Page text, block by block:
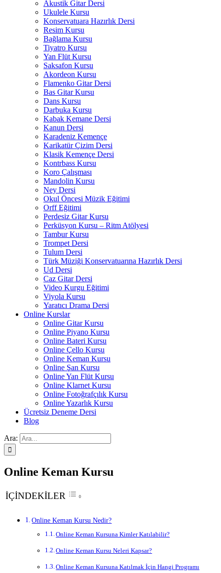
Akustik Gitar Dersi
Ukulele Kursu
Konservatuara Hazırlık Dersi
Resim Kursu
Bağlama Kursu
Tiyatro Kursu
Yan Flüt Kursu
Saksafon Kursu
Akordeon Kursu
Flamenko Gitar Dersi
Bas Gitar Kursu
Dans Kursu
Darbuka Kursu
Kabak Kemane Dersi
Kanun Dersi
Karadeniz Kemençe
Karikatür Çizim Dersi
Klasik Kemençe Dersi
Kontrbass Kursu
Koro Çalışması
Mandolin Kursu
Ney Dersi
Okul Öncesi Müzik Eğitimi
Orff Eğitimi
Perdesiz Gitar Kursu
Perküsyon Kursu – Ritm Atölyesi
Tambur Kursu
Trompet Dersi
Tulum Dersi
Türk Müziği Konservatuarına Hazırlık Dersi
Ud Dersi
Caz Gitar Dersi
Video Kurgu Eğitimi
Viyola Kursu
Yaratıcı Drama Dersi
Online Kurslar
Online Gitar Kursu
Online Piyano Kursu
Online Bateri Kursu
Online Çello Kursu
Online Keman Kursu
Online Şan Kursu
Online Yan Flüt Kursu
Online Klarnet Kursu
Online Fotoğrafçılık Kursu
Online Yazarlık Kursu
Ücretsiz Deneme Dersi
Blog
Ara:
Online Keman Kursu
İÇİNDEKİLER
Online Keman Kursu Nedir?
Online Keman Kursuna Kimler Katılabilir?
Online Keman Kursu Neleri Kapsar?
Online Keman Kursuna Katılmak İçin Hangi Programı